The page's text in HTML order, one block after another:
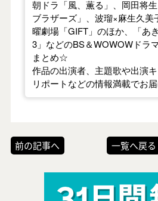
朝ドラ「風、薫る」、岡田将
ブラザーズ」、波瑠×麻生久美
曜劇場「GIFT」のほか、「あ
3」などのBS＆WOWOWドラ
まとめ☆
作品の出演者、主題歌や出演
リポートなどの情報満載でお届
前の記事へ 一覧へ戻る